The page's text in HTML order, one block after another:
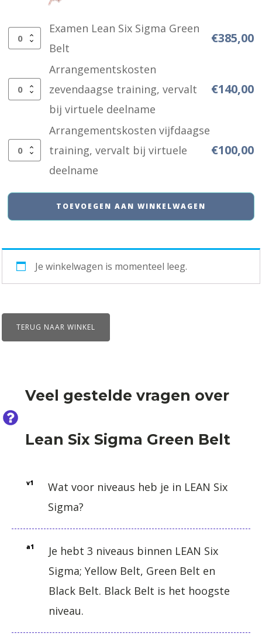
Examen
Six
Sigma
Belt
aantal
Examen Lean Six Sigma Green
Belt
€385,00
Arrangementskosten
zevendaagse
training,
vervalt
virtuele
Arrangementskosten
zevendaagse training, vervalt
bij virtuele deelname
€140,00
Arrangementskosten
vijfdaagse
training,
vervalt
virtuele
deelname
Arrangementskosten vijfdaagse
training, vervalt bij virtuele
deelname
€100,00
TOEVOEGEN AAN WINKELWAGEN
Je winkelwagen is momenteel leeg.
TERUG NAAR WINKEL
Veel gestelde vragen over
Lean Six Sigma Green Belt
v1
Wat voor niveaus heb je in LEAN Six
Sigma?
a1
Je hebt 3 niveaus binnen LEAN Six
Sigma; Yellow Belt, Green Belt en
Black Belt. Black Belt is het hoogste
niveau.